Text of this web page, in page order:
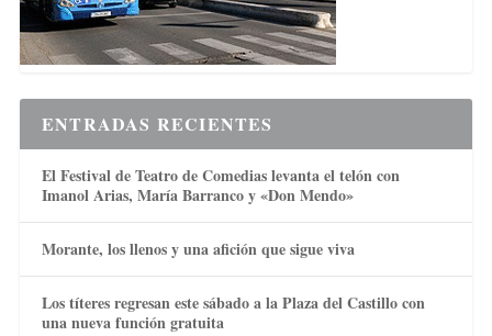
ENTRADAS RECIENTES
El Festival de Teatro de Comedias levanta el telón con
Imanol Arias, María Barranco y «Don Mendo»
Morante, los llenos y una afición que sigue viva
Los títeres regresan este sábado a la Plaza del Castillo con
una nueva función gratuita